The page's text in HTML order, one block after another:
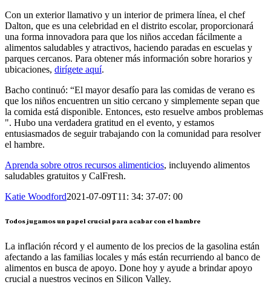
Con un exterior llamativo y un interior de primera línea, el chef
Dalton, que es una celebridad en el distrito escolar, proporcionará
una forma innovadora para que los niños accedan fácilmente a
alimentos saludables y atractivos, haciendo paradas en escuelas y
parques cercanos. Para obtener más información sobre horarios y
ubicaciones, dirígete aquí.
Bacho continuó: “El mayor desafío para las comidas de verano es
que los niños encuentren un sitio cercano y simplemente sepan que
la comida está disponible. Entonces, esto resuelve ambos problemas
". Hubo una verdadera gratitud en el evento, y estamos
entusiasmados de seguir trabajando con la comunidad para resolver
el hambre.
Aprenda sobre otros recursos alimenticios, incluyendo alimentos
saludables gratuitos y CalFresh.
Katie Woodford2021-07-09T11: 34: 37-07: 00
Todos jugamos un papel crucial para acabar con el hambre
La inflación récord y el aumento de los precios de la gasolina están
afectando a las familias locales y más están recurriendo al banco de
alimentos en busca de apoyo. Done hoy y ayude a brindar apoyo
crucial a nuestros vecinos en Silicon Valley.